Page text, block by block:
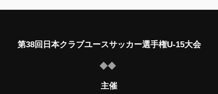
第38回日本クラブユースサッカー選手権U-15大会
主催